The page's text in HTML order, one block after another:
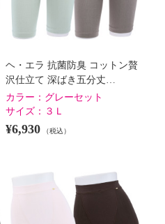
ヘ・エラ 抗菌防臭 コットン贅
沢仕立て 深ばき五分丈…
カラー： グレーセット
サイズ： ３Ｌ
¥6,930 （税込）